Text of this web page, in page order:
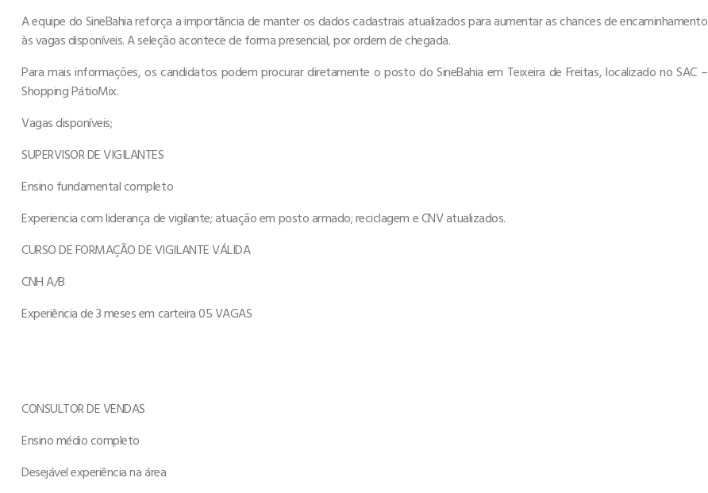
A equipe do SineBahia reforça a importância de manter os dados cadastrais atualizados para aumentar as chances de encaminhamento
às vagas disponíveis. A seleção acontece de forma presencial, por ordem de chegada.
Para mais informações, os candidatos podem procurar diretamente o posto do SineBahia em Teixeira de Freitas, localizado no SAC –
Shopping PátioMix.
Vagas disponíveis;
SUPERVISOR DE VIGILANTES
Ensino fundamental completo
Experiencia com liderança de vigilante; atuação em posto armado; reciclagem e CNV atualizados.
CURSO DE FORMAÇÃO DE VIGILANTE VÁLIDA
CNH A/B
Experiência de 3 meses em carteira 05 VAGAS
CONSULTOR DE VENDAS
Ensino médio completo
Desejável experiência na área